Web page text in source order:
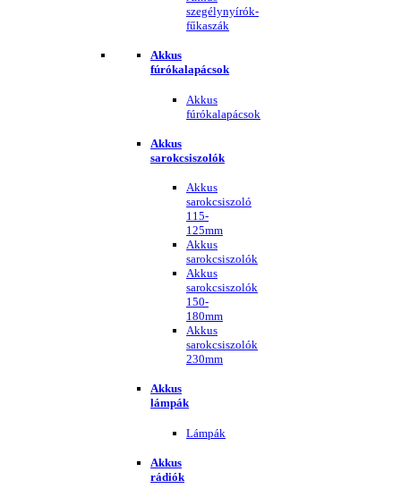
szegélynyírók-
fűkaszák
Akkus
fúrókalapácsok
Akkus
fúrókalapácsok
Akkus
sarokcsiszolók
Akkus
sarokcsiszoló
115-
125mm
Akkus
sarokcsiszolók
Akkus
sarokcsiszolók
150-
180mm
Akkus
sarokcsiszolók
230mm
Akkus
lámpák
Lámpák
Akkus
rádiók